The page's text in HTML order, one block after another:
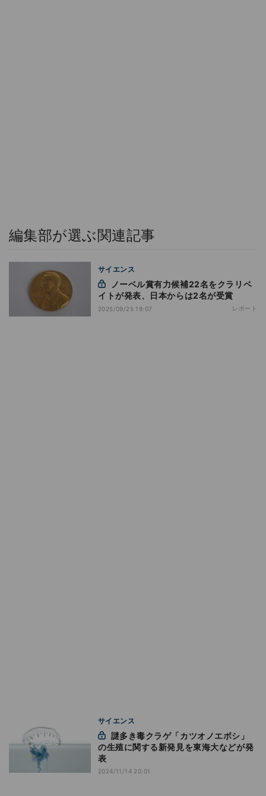
編集部が選ぶ関連記事
サイエンス
イトが発表、日本からは2名が受賞
2025/09/25 19:07 レポート
サイエンス
の生殖に関する新発見を東海大などが発
表
2024/11/14 20:01